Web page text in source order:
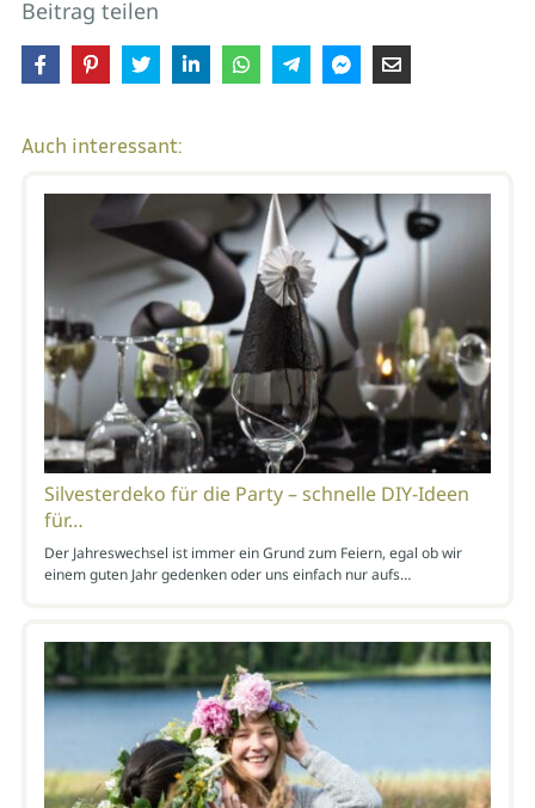
Beitrag teilen
Auch interessant:
Silvesterdeko für die Party – schnelle DIY-Ideen
für…
Der Jahreswechsel ist immer ein Grund zum Feiern, egal ob wir
einem guten Jahr gedenken oder uns einfach nur aufs…